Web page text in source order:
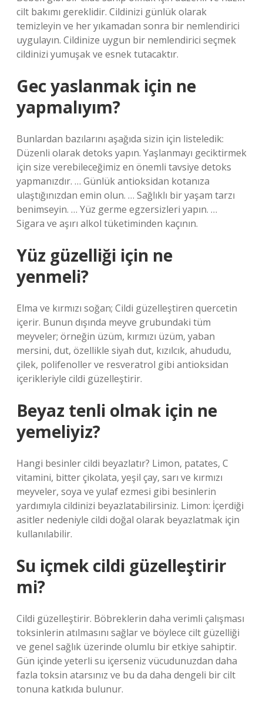
cilt bakımı gereklidir. Cildinizi günlük olarak
temizleyin ve her yıkamadan sonra bir nemlendirici
uygulayın. Cildinize uygun bir nemlendirici seçmek
cildinizi yumuşak ve esnek tutacaktır.
Gec yaslanmak için ne
yapmalıyım?
Bunlardan bazılarını aşağıda sizin için listeledik:
Düzenli olarak detoks yapın. Yaşlanmayı geciktirmek
için size verebileceğimiz en önemli tavsiye detoks
yapmanızdır. … Günlük antioksidan kotanıza
ulaştığınızdan emin olun. … Sağlıklı bir yaşam tarzı
benimseyin. … Yüz germe egzersizleri yapın. …
Sigara ve aşırı alkol tüketiminden kaçının.
Yüz güzelliği için ne
yenmeli?
Elma ve kırmızı soğan; Cildi güzelleştiren quercetin
içerir. Bunun dışında meyve grubundaki tüm
meyveler; örneğin üzüm, kırmızı üzüm, yaban
mersini, dut, özellikle siyah dut, kızılcık, ahududu,
çilek, polifenoller ve resveratrol gibi antioksidan
içerikleriyle cildi güzelleştirir.
Beyaz tenli olmak için ne
yemeliyiz?
Hangi besinler cildi beyazlatır? Limon, patates, C
vitamini, bitter çikolata, yeşil çay, sarı ve kırmızı
meyveler, soya ve yulaf ezmesi gibi besinlerin
yardımıyla cildinizi beyazlatabilirsiniz. Limon: İçerdiği
asitler nedeniyle cildi doğal olarak beyazlatmak için
kullanılabilir.
Su içmek cildi güzelleştirir
mi?
Cildi güzelleştirir. Böbreklerin daha verimli çalışması
toksinlerin atılmasını sağlar ve böylece cilt güzelliği
ve genel sağlık üzerinde olumlu bir etkiye sahiptir.
Gün içinde yeterli su içerseniz vücudunuzdan daha
fazla toksin atarsınız ve bu da daha dengeli bir cilt
tonuna katkıda bulunur.